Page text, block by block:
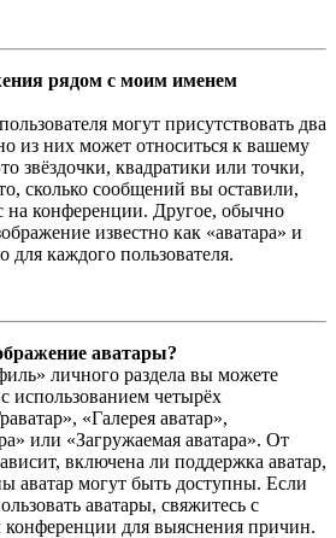
рядом с моим именем
могут присутствовать два
из них может относиться к вашему
звёздочки, квадратики или точки,
сколько сообщений вы оставили,
на конференции. Другое, обычно
известно как «аватара» и
для каждого пользователя.
аватары?
личного раздела вы можете
использованием четырёх
«Галерея аватар»,
или «Загружаемая аватара». От
включена ли поддержка аватар,
аватар могут быть доступны. Если
аватары, свяжитесь с
конференции для выяснения причин.